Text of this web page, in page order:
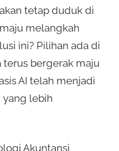
tetap duduk di
melangkah
ini? Pilihan ada di
terus bergerak maju
AI telah menjadi
yang lebih
Akuntansi